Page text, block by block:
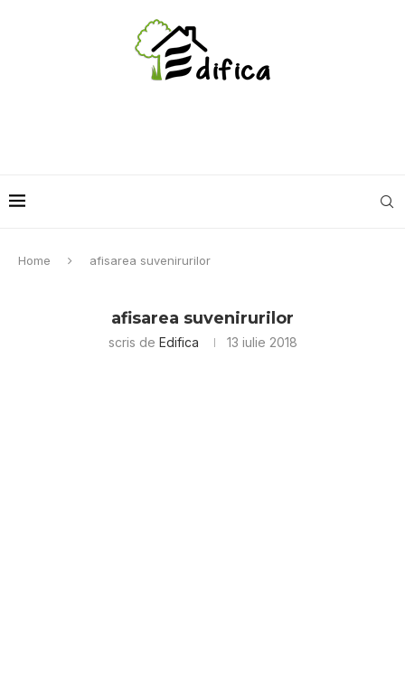
Home afisarea suvenirurilor
afisarea suvenirurilor
scris de Edifica 13 iulie 2018